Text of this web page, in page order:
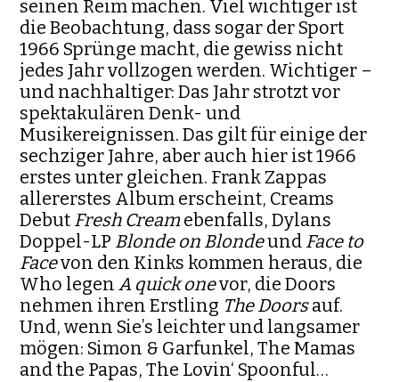
seinen Reim machen. Viel wichtiger ist
die Beobachtung, dass sogar der Sport
1966 Sprünge macht, die gewiss nicht
jedes Jahr vollzogen werden. Wichtiger –
und nachhaltiger: Das Jahr strotzt vor
spektakulären Denk- und
Musikereignissen. Das gilt für einige der
sechziger Jahre, aber auch hier ist 1966
erstes unter gleichen. Frank Zappas
allererstes Album erscheint, Creams
Debut Fresh Creamebenfalls, Dylans
Doppel-LP Blonde on Blondeund Face to
Facevon den Kinks kommen heraus, die
Who legenA quick onevor, die Doors
nehmen ihren Erstling The Doorsauf.
Und, wenn Sie’s leichter und langsamer
mögen: Simon & Garfunkel, The Mamas
and the Papas, The Lovin‘ Spoonful…